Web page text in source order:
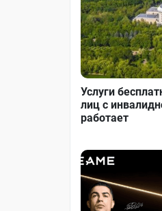
Услуги
лиц с
работает